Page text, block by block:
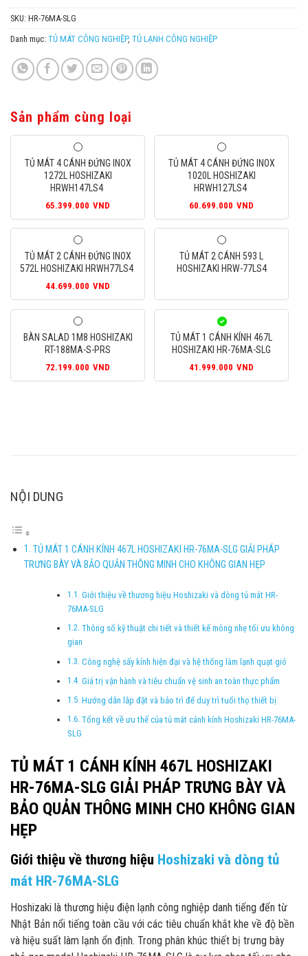
SKU: HR-76MA-SLG
Danh mục: TỦ MÁT CÔNG NGHIỆP, TỦ LẠNH CÔNG NGHIỆP
Sản phẩm cùng loại
TỦ MÁT 4 CÁNH ĐỨNG INOX
1272L HOSHIZAKI
HRWH147LS4
65.399.000 VND
TỦ MÁT 4 CÁNH ĐỨNG INOX
1020L HOSHIZAKI
HRWH127LS4
60.699.000 VND
TỦ MÁT 2 CÁNH ĐỨNG INOX
572L HOSHIZAKI HRWH77LS4
44.699.000 VND
TỦ MÁT 2 CÁNH 593 L
HOSHIZAKI HRW-77LS4
BÀN SALAD 1M8 HOSHIZAKI
RT-188MA-S-PRS
72.199.000 VND
TỦ MÁT 1 CÁNH KÍNH 467L
HOSHIZAKI HR-76MA-SLG
41.999.000 VND
NỘI DUNG
TỦ MÁT 1 CÁNH KÍNH 467L HOSHIZAKI HR-76MA-SLG GIẢI PHÁP
TRƯNG BÀY VÀ BẢO QUẢN THÔNG MINH CHO KHÔNG GIAN HẸP
Giới thiệu về thương hiệu Hoshizaki và dòng tủ mát HR-
76MA-SLG
Thông số kỹ thuật chi tiết và thiết kế mỏng nhẹ tối ưu không
gian
Công nghệ sấy kính hiện đại và hệ thống làm lạnh quạt gió
Giá trị vận hành và tiêu chuẩn vệ sinh an toàn thực phẩm
Hướng dẫn lắp đặt và bảo trì để duy trì tuổi thọ thiết bị
Tổng kết về ưu thế của tủ mát cánh kính Hoshizaki HR-76MA-
SLG
TỦ MÁT 1 CÁNH KÍNH 467L HOSHIZAKI
HR-76MA-SLG GIẢI PHÁP TRƯNG BÀY VÀ
BẢO QUẢN THÔNG MINH CHO KHÔNG GIAN
HẸP
Giới thiệu về thương hiệu Hoshizaki và dòng tủ
mát HR-76MA-SLG
Hoshizaki là thương hiệu điện lạnh công nghiệp danh tiếng đến từ
Nhật Bản nổi tiếng toàn cầu với các tiêu chuẩn khắt khe về độ bền
và hiệu suất làm lạnh ổn định. Trong phân khúc thiết bị trưng bày